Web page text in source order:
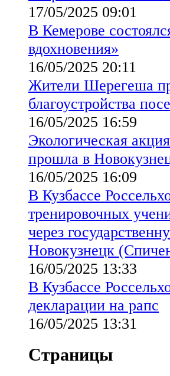
17/05/2025 09:01
В Кемерове
вдохновения»
16/05/2025 20:11
Жители Шерегеша
благоустройства
16/05/2025 16:59
Экологическая
прошла в
16/05/2025 16:09
В Кузбассе
тренировочных
через
Новокузнецк
16/05/2025 13:33
В Кузбассе
декларации на рапс
16/05/2025 13:31
Страницы